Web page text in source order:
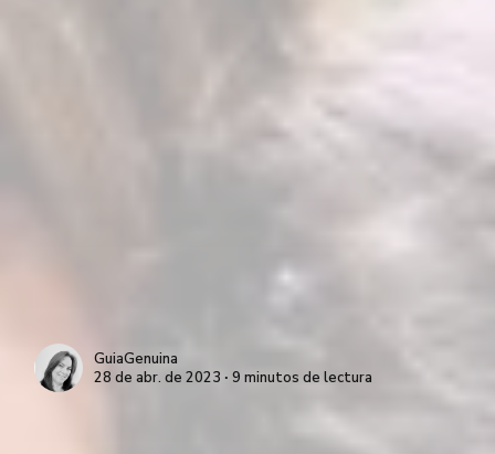
GuiaGenuina
28 de abr. de 2023 ∙ 9 minutos de lectura